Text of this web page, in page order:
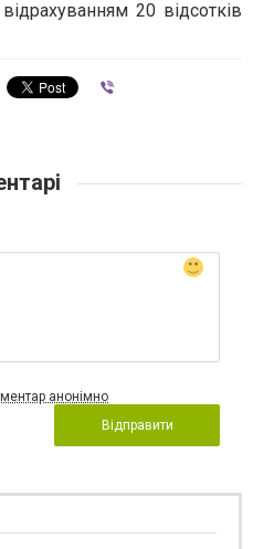
20 відсотків
анонімно
Відправити